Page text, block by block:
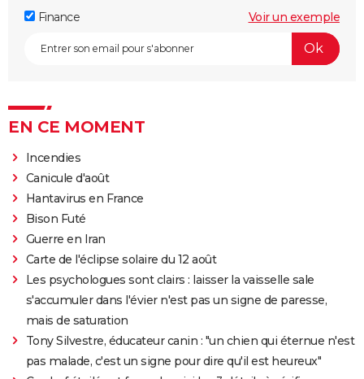
Finance Voir un exemple
EN CE MOMENT
Incendies
Canicule d'août
Hantavirus en France
Bison Futé
Guerre en Iran
Carte de l'éclipse solaire du 12 août
Les psychologues sont clairs : laisser la vaisselle sale
s'accumuler dans l'évier n'est pas un signe de paresse,
mais de saturation
Tony Silvestre, éducateur canin : "un chien qui éternue n'est
pas malade, c'est un signe pour dire qu'il est heureux"